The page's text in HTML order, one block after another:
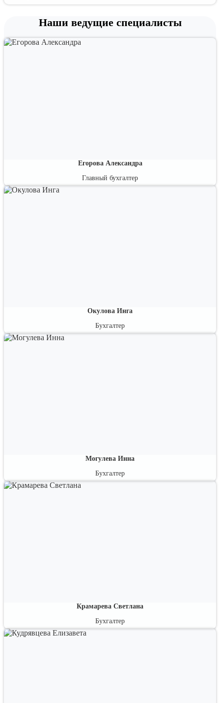
Особенности работы с популярными
Наши ведущие специалисты
Егорова Александра
Главный бухгалтер
Специалист по международным стандартам бухгалтерского учета и
Окулова Инга
Бухгалтер
Эксперт по проблемным вопросам бухгалтерского и налогового учета.
Могулева Инна
Бухгалтер
Ведущий бухгалтер-эксперт, член института профессиональных
Крамарева Светлана
Бухгалтер